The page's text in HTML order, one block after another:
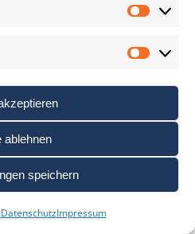
ablehnen
speichern
DatenschutzImpressum
– Die Flachmänner der
Shows